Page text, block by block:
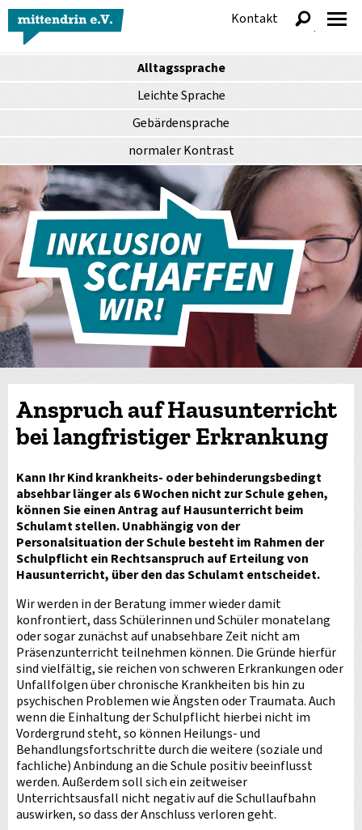
Alltagssprache
Leichte Sprache
Gebärdensprache
normalerKontrast
Kontakt
anzeigen
Anspruch auf Hausunterricht
bei langfristiger Erkrankung
Kann Ihr Kind krankheits- oder behinderungsbedingt
absehbar länger als 6 Wochen nicht zur Schule gehen,
können Sie einen Antrag auf Hausunterricht beim
Schulamt stellen. Unabhängig von der
Personalsituation der Schule besteht im Rahmen der
Schulpflicht ein Rechtsanspruch auf Erteilung von
Hausunterricht, über den das Schulamt entscheidet.
Wir werden in der Beratung immer wieder damit
konfrontiert, dass Schülerinnen und Schüler monatelang
oder sogar zunächst auf unabsehbare Zeit nicht am
Präsenzunterricht teilnehmen können. Die Gründe hierfür
sind vielfältig, sie reichen von schweren Erkrankungen oder
Unfallfolgen über chronische Krankheiten bis hin zu
psychischen Problemen wie Ängsten oder Traumata. Auch
wenn die Einhaltung der Schulpflicht hierbei nicht im
Vordergrund steht, so können Heilungs- und
Behandlungsfortschritte durch die weitere (soziale und
fachliche) Anbindung an die Schule positiv beeinflusst
werden. Außerdem soll sich ein zeitweiser
Unterrichtsausfall nicht negativ auf die Schullaufbahn
auswirken, so dass der Anschluss verloren geht.